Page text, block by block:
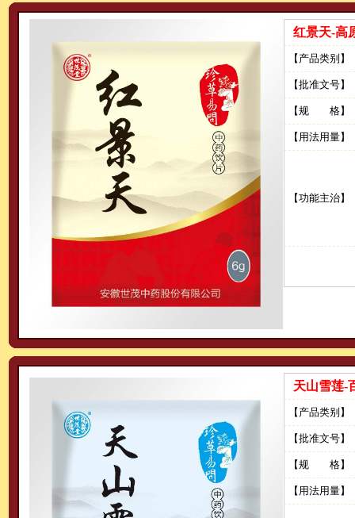
红景天-高
【产品类别】
【批准文号】
【规 格】
【用法用量】
【功能主治】
天山雪莲-
【产品类别】
【批准文号】
【规 格】
【用法用量】